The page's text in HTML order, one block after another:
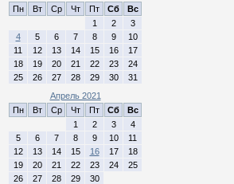
Пн
Вт Ср Чт Пт Сб
Вс
1
2
3
4
5 6 7 8 9
10
11
12 13 14 15 16
17
18
19 20 21 22 23
24
25
26 27 28 29 30
31
Апрель 2021
Пн
Вт Ср Чт Пт Сб
Вс
1
2 3
4
5
6 7 8 9 10
11
12
13 14 15 16 17
18
19
20 21 22 23 24
25
26
27 28 29 30